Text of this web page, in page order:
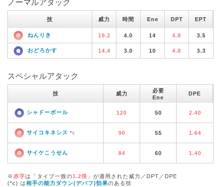
ノーマルアタック
技 威力 時間 Ene DPT EPT
ねんりき 19.2 4.0 14 4.8 3.5
おどろかす 14.4 3.0 10 4.8 3.3
スペシャルアタック
技 威力
必要
Ene
DPE
シャドーボール 120 50 2.40
サイコキネシス *c 90 55 1.64
サイケこうせん 84 60 1.40
※赤字は「タイプ一致の1.2倍 」が適用された威力／DPT／DPE
(*c) は相手の能力ダウン(デバフ)効果のある技